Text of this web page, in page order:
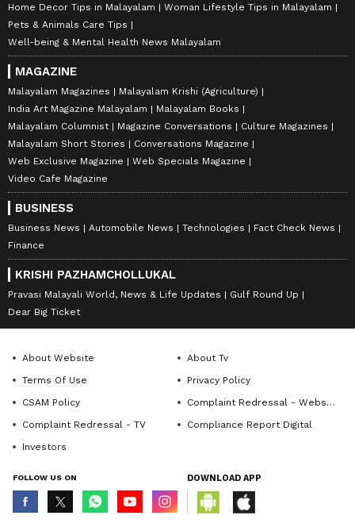
Home Decor Tips in Malayalam
Woman Lifestyle Tips in Malayalam
Pets & Animals Care Tips
Well-being & Mental Health News Malayalam
MAGAZINE
Malayalam Magazines
Malayalam Krishi (Agriculture)
India Art Magazine Malayalam
Malayalam Books
Malayalam Columnist
Magazine Conversations
Culture Magazines
Malayalam Short Stories
Conversations Magazine
Web Exclusive Magazine
Web Specials Magazine
Video Cafe Magazine
BUSINESS
Business News Automobile News Technologies
Fact Check News
Finance
KRISHI PAZHAMCHOLLUKAL
Pravasi Malayali World, News & Life Updates
Gulf Round Up
Dear Big Ticket
About Website
About Tv
Terms Of Use
Privacy Policy
CSAM Policy
Complaint Redressal - Website
Complaint Redressal - TV
Compliance Report Digital
Investors
FOLLOW US ON DOWNLOAD APP